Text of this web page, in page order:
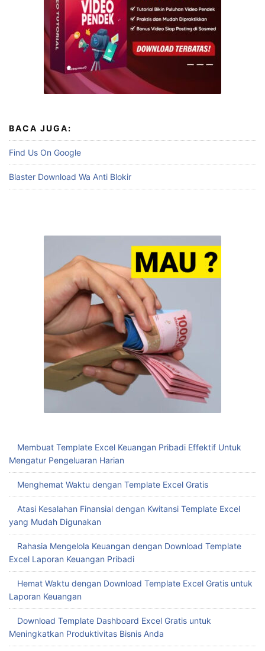
BACA JUGA:
Find Us On Google
Blaster Download Wa Anti Blokir
Membuat Template Excel Keuangan Pribadi Effektif Untuk
Mengatur Pengeluaran Harian
Menghemat Waktu dengan Template Excel Gratis
Atasi Kesalahan Finansial dengan Kwitansi Template Excel
yang Mudah Digunakan
Rahasia Mengelola Keuangan dengan Download Template
Excel Laporan Keuangan Pribadi
Hemat Waktu dengan Download Template Excel Gratis untuk
Laporan Keuangan
Download Template Dashboard Excel Gratis untuk
Meningkatkan Produktivitas Bisnis Anda